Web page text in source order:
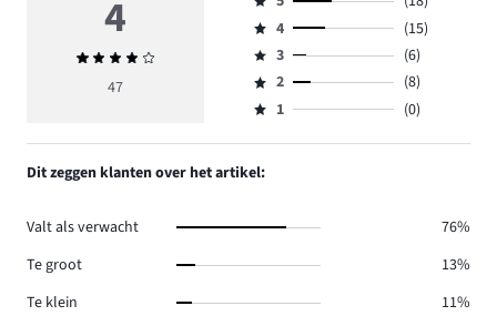
4
Gemiddelde
beoordeling
47
Beoordeling
5,
aantal
reviews
18.
Beoordeling
4,
aantal
reviews
4
(15)
Beoordeling
3,
aantal
3
(6)
Beoordeling
2,
8.
2
(8)
Beoordeling
1,
aantal
reviews
1 (0)
Dit zeggen klanten over het artikel:
Valt als verwacht
76%
Te groot
13%
Te klein
11%